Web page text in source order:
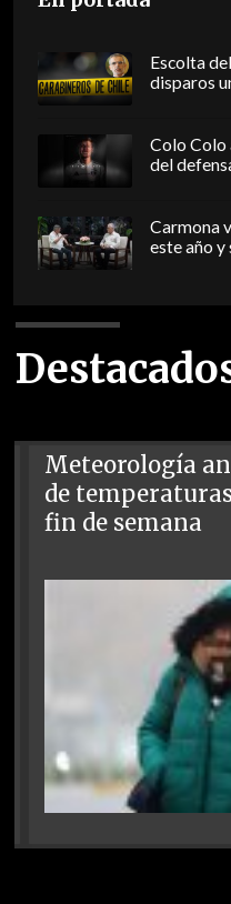
Escolta
disparos
Colo Colo
del
Carmona
este año y
Meteorología
de
fin de semana